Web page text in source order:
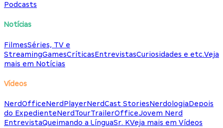
Podcasts
Notícias
FilmesSéries, TV e
StreamingGamesCríticasEntrevistasCuriosidades e etc.Veja
mais em Notícias
Vídeos
NerdOfficeNerdPlayerNerdCast StoriesNerdologiaDepois
do ExpedienteNerdTourTrailerOfficeJovem Nerd
EntrevistaQueimando a LínguaSr. KVeja mais em Vídeos